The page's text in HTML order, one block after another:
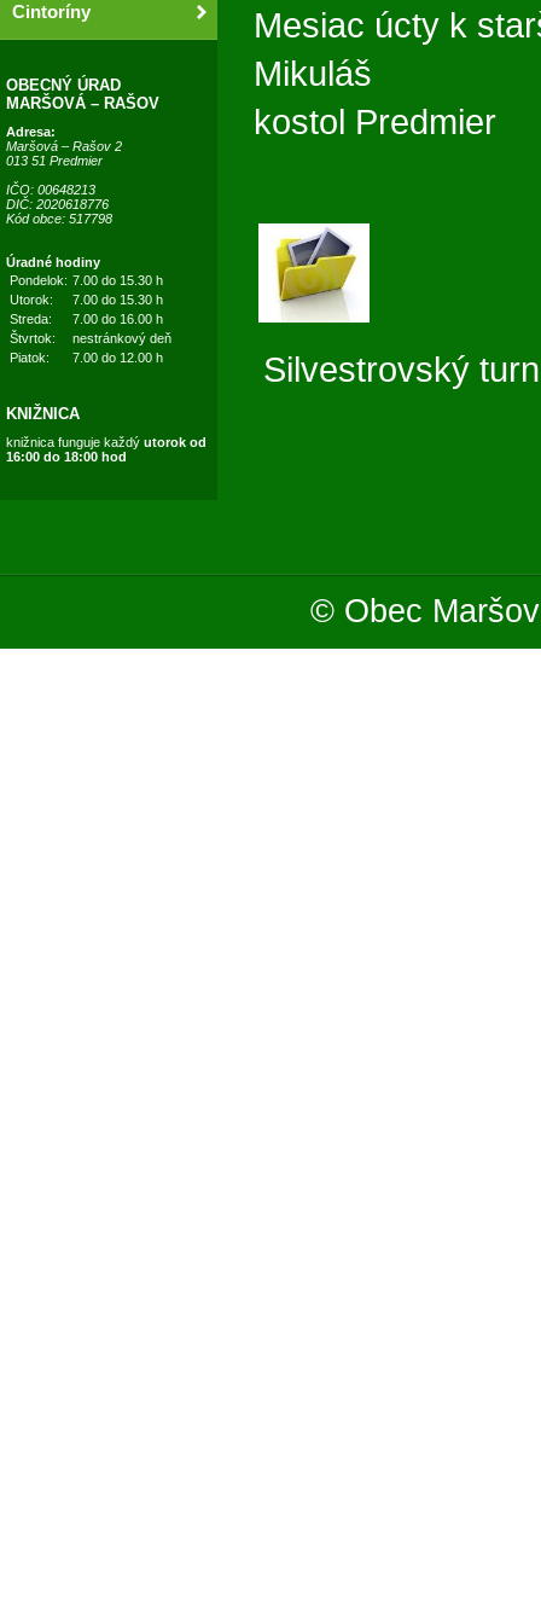
Cintoríny
OBECNÝ ÚRAD
MARŠOVÁ – RAŠOV
Adresa:
Maršová – Rašov 2
013 51 Predmier
IČO: 00648213
DIČ: 2020618776
Kód obce: 517798
Úradné hodiny
Pondelok: 7.00 do 15.30 h
Utorok:
7.00 do 15.30 h
Streda:
7.00 do 16.00 h
Štvrtok:
nestránkový deň
Piatok:
7.00 do 12.00 h
KNIŽNICA
knižnica funguje každý utorok od
16:00 do 18:00 hod
Mesiac
Mikuláš
kostol Predmier
Silvestrovský
© Obec